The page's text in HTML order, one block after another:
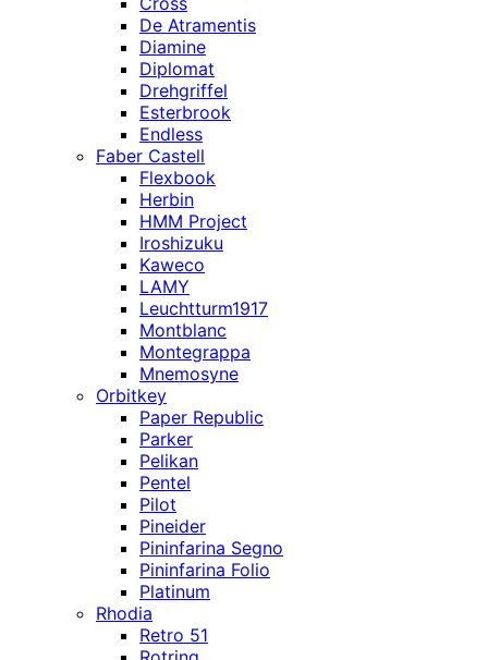
De Atramentis
Diamine
Diplomat
Drehgriffel
Esterbrook
Endless
Faber Castell
Flexbook
Herbin
HMM Project
Iroshizuku
Kaweco
LAMY
Leuchtturm1917
Montblanc
Montegrappa
Mnemosyne
Orbitkey
Paper Republic
Parker
Pelikan
Pentel
Pilot
Pineider
Pininfarina Segno
Pininfarina Folio
Platinum
Rhodia
Retro 51